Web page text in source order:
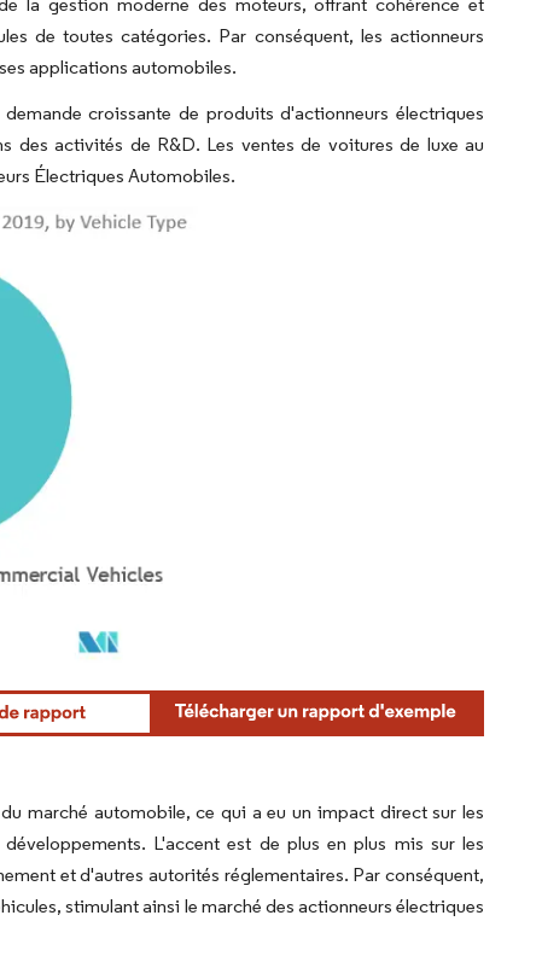
de toutes catégories. Par conséquent, les actionneurs
applications automobiles.
croissante de produits d'actionneurs électriques
des activités de R&D. Les ventes de voitures de luxe au
Électriques Automobiles.
attribution sous CC BY 4.0.
marché automobile, ce qui a eu un impact direct sur les
L'accent est de plus en plus mis sur les
et d'autres autorités réglementaires. Par conséquent,
stimulant ainsi le marché des actionneurs électriques